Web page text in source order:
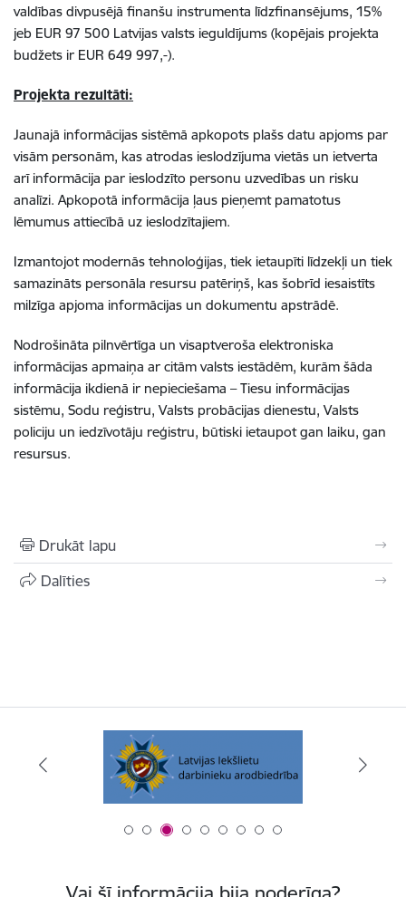
valdības divpusējā finanšu instrumenta līdzfinansējums, 15%
jeb EUR 97 500 Latvijas valsts ieguldījums (kopējais projekta
budžets ir EUR 649 997,-).
Projekta rezultāti:
Jaunajā informācijas sistēmā apkopots plašs datu apjoms par
visām personām, kas atrodas ieslodzījuma vietās un ietverta
arī informācija par ieslodzīto personu uzvedības un risku
analīzi. Apkopotā informācija ļaus pieņemt pamatotus
lēmumus attiecībā uz ieslodzītajiem.
Izmantojot modernās tehnoloģijas, tiek ietaupīti līdzekļi un tiek
samazināts personāla resursu patēriņš, kas šobrīd iesaistīts
milzīga apjoma informācijas un dokumentu apstrādē.
Nodrošināta pilnvērtīga un visaptveroša elektroniska
informācijas apmaiņa ar citām valsts iestādēm, kurām šāda
informācija ikdienā ir nepieciešama – Tiesu informācijas
sistēmu, Sodu reģistru, Valsts probācijas dienestu, Valsts
policiju un iedzīvotāju reģistru, būtiski ietaupot gan laiku, gan
resursus.
Drukāt lapu
Dalīties